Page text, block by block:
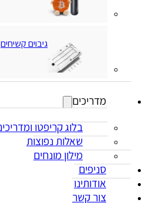
גיבוים קשיחים
מדריכים
בלוג קריפטו ומדריכים
שאלות נפוצות
מילון מונחים
סניפים
אודותינו
צור קשר